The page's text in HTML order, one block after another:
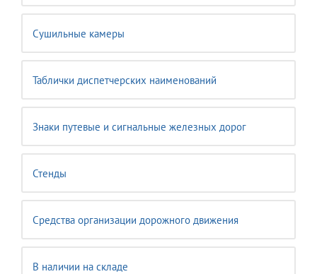
Сушильные камеры
Таблички диспетчерских наименований
Знаки путевые и сигнальные железных дорог
Стенды
Средства организации дорожного движения
В наличии на складе